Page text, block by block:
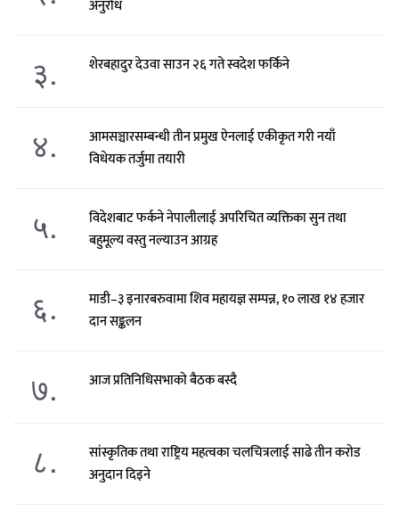
अनुरोध
३. शेरबहादुर देउवा साउन २६ गते स्वदेश फर्किने
४.
आमसञ्चारसम्बन्धी तीन प्रमुख ऐनलाई एकीकृत गरी नयाँ
विधेयक तर्जुमा तयारी
५.
विदेशबाट फर्कने नेपालीलाई अपरिचित व्यक्तिका सुन तथा
बहुमूल्य वस्तु नल्याउन आग्रह
६.
माडी–३ इनारबरुवामा शिव महायज्ञ सम्पन्न, १० लाख १४ हजार
दान सङ्कलन
७. आज प्रतिनिधिसभाको बैठक बस्दै
८.
सांस्कृतिक तथा राष्ट्रिय महत्वका चलचित्रलाई साढे तीन करोड
अनुदान दिइने